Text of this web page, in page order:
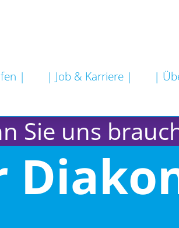
| | Job & Karriere | |
Sie uns